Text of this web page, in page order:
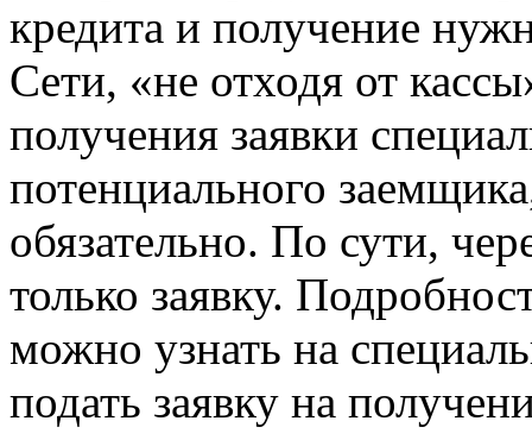
кредита и получение
Сети, «не отходя от
получения заявки
потенциального
обязательно. По сути,
только заявку.
можно узнать на
подать заявку на